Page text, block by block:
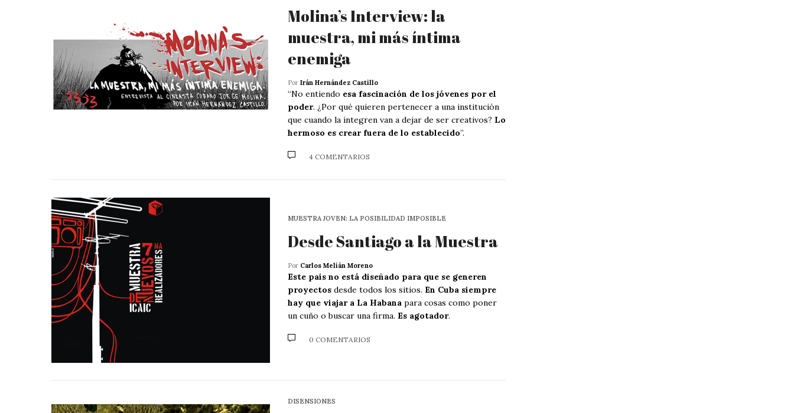
Molina’s Interview: la
muestra, mi más íntima
enemiga
Por Irán Hernández Castillo
“No entiendo esa fascinación de los jóvenes por el
poder. ¿Por qué quieren pertenecer a una institución
que cuando la integren van a dejar de ser creativos? Lo
hermoso es crear fuera de lo establecido”.
4 COMENTARIOS
MUESTRA JOVEN: LA POSIBILIDAD IMPOSIBLE
Desde Santiago a la Muestra
Por Carlos Melián Moreno
Este país no está diseñado para que se generen
proyectos desde todos los sitios. En Cuba siempre
hay que viajar a La Habana para cosas como poner
un cuño o buscar una firma. Es agotador.
0 COMENTARIOS
DISENSIONES